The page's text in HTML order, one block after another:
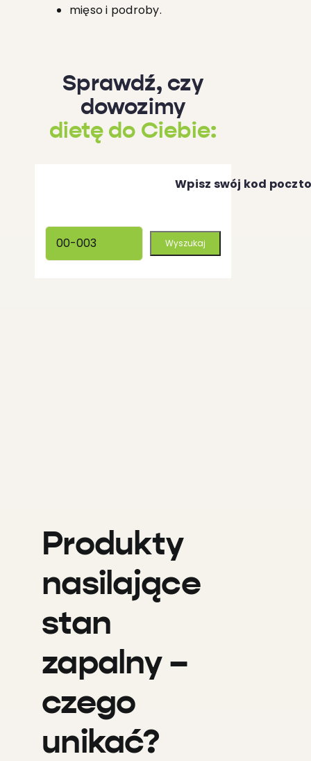
mięso i podroby.
Sprawdź, czy
dowozimy
dietę do Ciebie:
Wpisz swój kod
Produkty
nasilające
stan
zapalny –
czego
unikać?